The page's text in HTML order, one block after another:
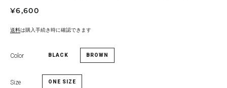
通
価
セ
ル
¥6,600
送料は購入手続き時に確認できます
Color BLACK BROWN
Size ONE SIZE